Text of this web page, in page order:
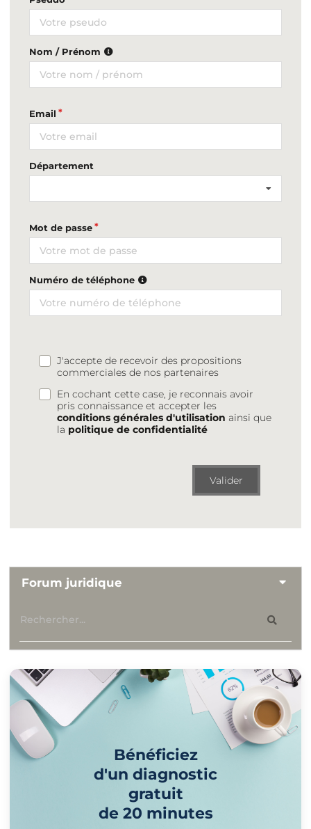
Nom / Prénom
Email
Département
Mot de passe
Numéro de téléphone
J'accepte de recevoir des propositions
commerciales de nos partenaires
En cochant cette case, je reconnais avoir
pris connaissance et accepter les
conditions générales d'utilisation ainsi que
la politique de confidentialité
Valider
Forum juridique
Bénéficiez
d'un diagnostic
gratuit
de 20 minutes